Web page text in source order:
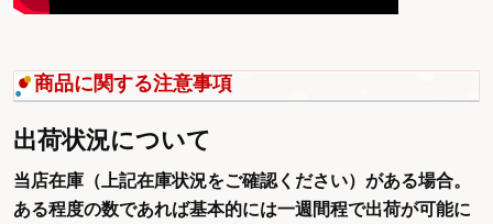
商品に関する注意事項
出荷状況について
当店在庫（上記在庫状況をご確認ください）がある場合。
ある程度の数であれば基本的には一週間程で出荷が可能に